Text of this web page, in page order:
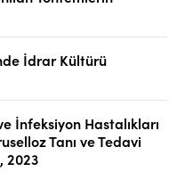
İdrar Kültürü
İnfeksiyon Hastalıkları
Tanı ve Tedavi
2023